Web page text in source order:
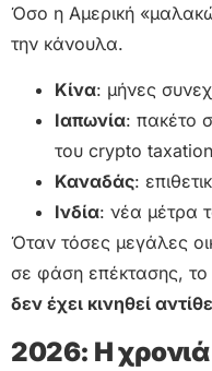
Όσο η Αμερική
την κάνουλα.
Κίνα: μήνες
Ιαπωνία: πακέτο
του crypto
Καναδάς:
Ινδία: νέα μέτρα
Όταν τόσες μεγάλες
σε φάση επέκτασης,
δεν έχει κινηθεί
2026: Η